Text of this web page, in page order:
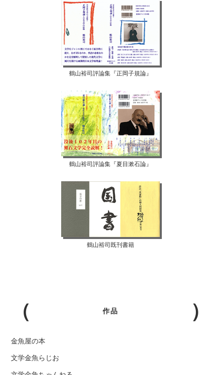
鶴山裕司評論集『正岡子規論』
鶴山裕司評論集『夏目漱石論』
鶴山裕司既刊書籍
作品
金魚屋の本
文学金魚らじお